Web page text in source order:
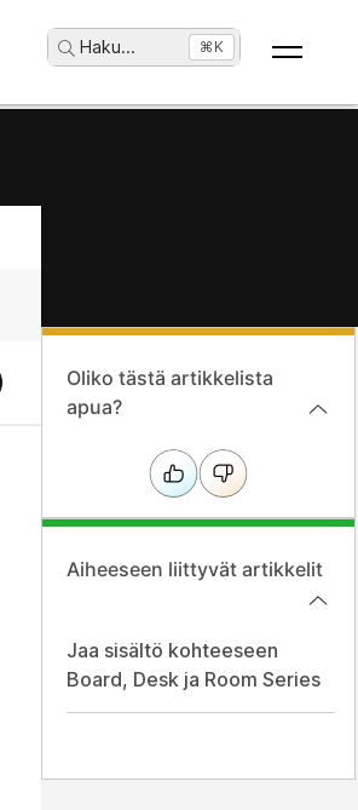
Haku... ⌘K
Oliko tästä artikkelista
apua?
Aiheeseen liittyvät artikkelit
Jaa sisältö kohteeseen
Board, Desk ja Room Series